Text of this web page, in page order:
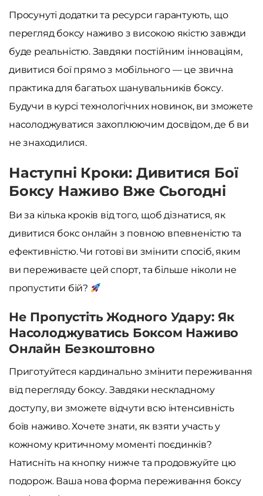
Просунуті додатки та ресурси гарантують, що
перегляд боксу наживо з високою якістю завжди
буде реальністю. Завдяки постійним інноваціям,
дивитися бої прямо з мобільного — це звична
практика для багатьох шанувальників боксу.
Будучи в курсі технологічних новинок, ви зможете
насолоджуватися захоплюючим досвідом, де б ви
не знаходилися.
Наступні Кроки: Дивитися Бої
Боксу Наживо Вже Сьогодні
Ви за кілька кроків від того, щоб дізнатися, як
дивитися бокс онлайн з повною впевненістю та
ефективністю. Чи готові ви змінити спосіб, яким
ви переживаєте цей спорт, та більше ніколи не
пропустити бій?
Не Пропустіть Жодного Удару: Як
Насолоджуватись Боксом Наживо
Онлайн Безкоштовно
Приготуйтеся кардинально змінити переживання
від перегляду боксу. Завдяки нескладному
доступу, ви зможете відчути всю інтенсивність
боїв наживо. Хочете знати, як взяти участь у
кожному критичному моменті поєдинків?
Натисніть на кнопку нижче та продовжуйте цю
подорож. Ваша нова форма переживання боксу